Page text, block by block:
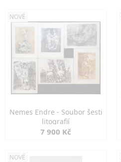
NOVÉ
Nemes Endre - Soubor šesti
litografií
7 900 Kč
NOVÉ